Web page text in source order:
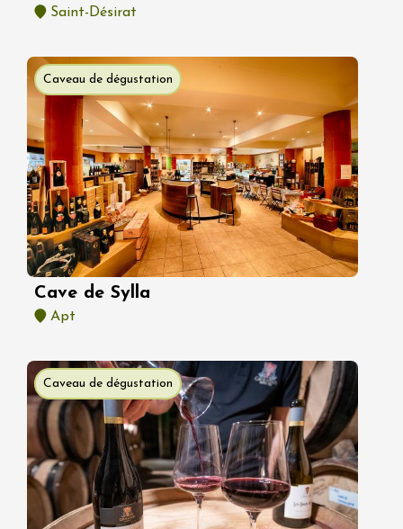
Saint-Désirat
Caveau de dégustation
Cave de Sylla
Apt
Caveau de dégustation